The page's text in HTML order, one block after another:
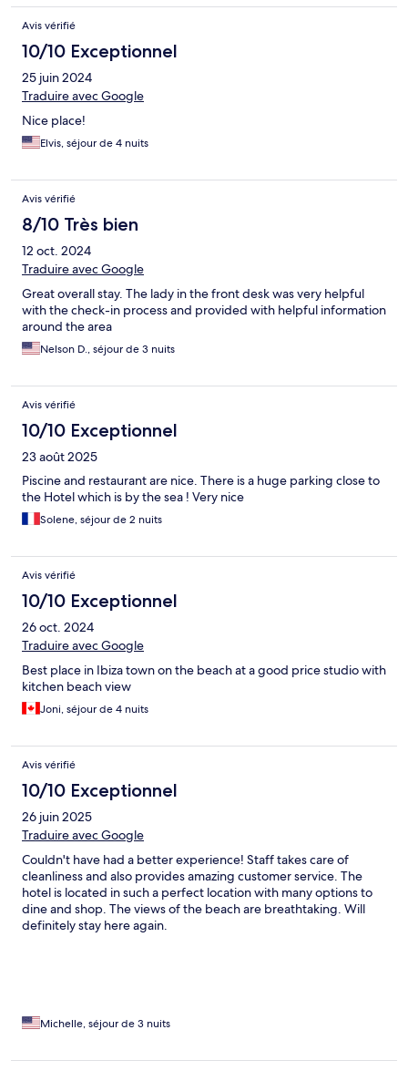
Avis vérifié
10/10 Exceptionnel
25 juin 2024
Traduire avec Google
Nice place!
Elvis, séjour de 4 nuits
Avis vérifié
8/10 Très bien
12 oct. 2024
Traduire avec Google
Great overall stay. The lady in the front desk was very helpful
with the check-in process and provided with helpful information
around the area
Nelson D., séjour de 3 nuits
Avis vérifié
10/10 Exceptionnel
23 août 2025
Piscine and restaurant are nice. There is a huge parking close to
the Hotel which is by the sea ! Very nice
Solene, séjour de 2 nuits
Avis vérifié
10/10 Exceptionnel
26 oct. 2024
Traduire avec Google
Best place in Ibiza town on the beach at a good price studio with
kitchen beach view
Joni, séjour de 4 nuits
Avis vérifié
10/10 Exceptionnel
26 juin 2025
Traduire avec Google
Couldn't have had a better experience! Staff takes care of
cleanliness and also provides amazing customer service. The
hotel is located in such a perfect location with many options to
dine and shop. The views of the beach are breathtaking. Will
definitely stay here again.
Michelle, séjour de 3 nuits